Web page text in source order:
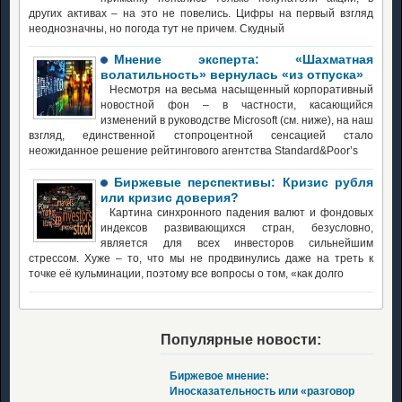
других активах – на это не повелись. Цифры на первый взгляд
неоднозначны, но погода тут не причем. Скудный
Мнение эксперта: «Шахматная
волатильность» вернулась «из отпуска»
Несмотря на весьма насыщенный корпоративный
новостной фон – в частности, касающийся
изменений в руководстве Microsoft (см. ниже), на наш
взгляд, единственной стопроцентной сенсацией стало
неожиданное решение рейтингового агентства Standard&Poor’s
Биржевые перспективы: Кризис рубля
или кризис доверия?
Картина синхронного падения валют и фондовых
индексов развивающихся стран, безусловно,
является для всех инвесторов сильнейшим
стрессом. Хуже – то, что мы не продвинулись даже на треть к
точке её кульминации, поэтому все вопросы о том, «как долго
Популярные новости:
Биржевое мнение:
Иносказательность или «разговор